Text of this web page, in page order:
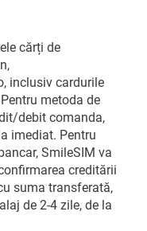
cărți de
inclusiv cardurile
metoda de
debit comanda,
imediat. Pentru
SmileSIM va
creditării
suma transferată,
de 2-4 zile, de la